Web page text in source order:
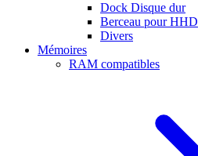
Dock Disque dur
Berceau pour HHD
Divers
Mémoires
RAM compatibles